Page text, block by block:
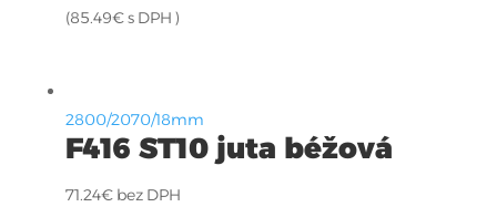
(85.49€s DPH )
2800/2070/18mm
F416 ST10 juta béžová
71.24€ bez DPH